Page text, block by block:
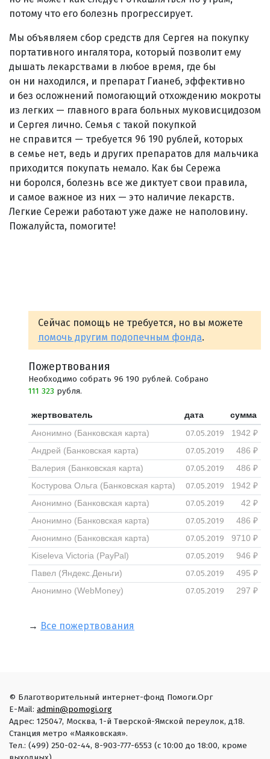
потому что его болезнь прогрессирует.
Мы объявляем сбор средств для Сергея на покупку
портативного ингалятора, который позволит ему
дышать лекарствами в любое время, где бы
он ни находился, и препарат Гианеб, эффективно
и без осложнений помогающий отхождению мокроты
из легких — главного врага больных муковисцидозом
и Сергея лично. Семья с такой покупкой
не справится — требуется 96 190 рублей, которых
в семье нет, ведь и других препаратов для мальчика
приходится покупать немало. Как бы Сережа
ни боролся, болезнь все же диктует свои правила,
и самое важное из них — это наличие лекарств.
Легкие Сережи работают уже даже не наполовину.
Пожалуйста, помогите!
Сейчас помощь не требуется, но вы можете
помочь другим подопечным фонда.
Пожертвования
Необходимо собрать 96 190 рублей. Собрано
111 323 рубля.
жертвователь дата
сумма
Анонимно (Банковская карта)
07.05.2019
1942 ₽
Андрей (Банковская карта)
07.05.2019
486 ₽
Валерия (Банковская карта)
07.05.2019
486 ₽
Костурова Ольга (Банковская карта)
07.05.2019
1942 ₽
Анонимно (Банковская карта)
07.05.2019
42 ₽
Анонимно (Банковская карта)
07.05.2019
486 ₽
Анонимно (Банковская карта)
07.05.2019
9710 ₽
Kiseleva Victoria (PayPal)
07.05.2019
946 ₽
Павел (Яндекс.Деньги)
07.05.2019
495 ₽
Анонимно (WebMoney)
07.05.2019 297 ₽
→ Все пожертвования
© Благотворительный интернет-фонд Помоги.Орг
E-Mail: admin@pomogi.org
Адрес: 125047, Москва, 1-й Тверской-Ямской переулок, д.18.
Станция метро «Маяковская».
Тел.: (499) 250-02-44, 8-903-777-6553 (с 10:00 до 18:00, кроме